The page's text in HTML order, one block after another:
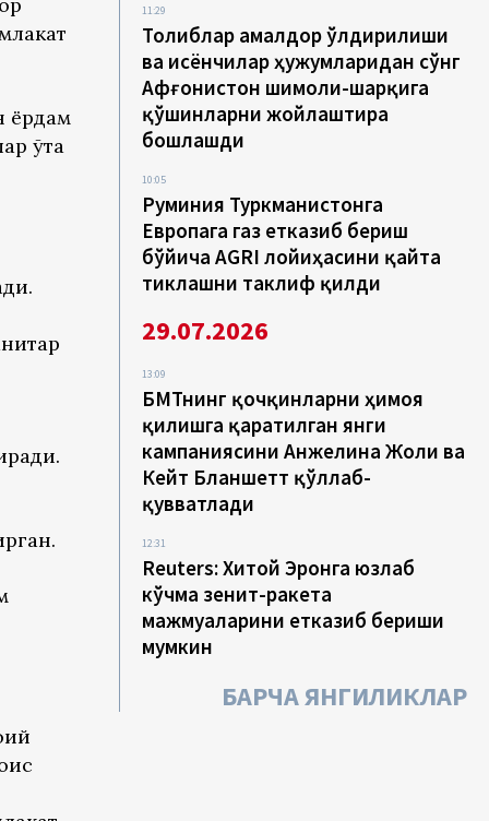
ёрдам
ўта
11:29
Толиблар амалдор ўлдирилиши
ва исёнчилар ҳужумларидан сўнг
Афғонистон шимоли-шарқига
қўшинларни жойлаштира
бошлашди
10:05
Руминия Туркманистонга
Европага газ етказиб бериш
бўйича AGRI лойиҳасини қайта
тиклашни таклиф қилди
29.07.2026
13:09
БМТнинг қочқинларни ҳимоя
қилишга қаратилган янги
кампаниясини Анжелина Жоли ва
Кейт Бланшетт қўллаб-
қувватлади
12:31
Reuters: Хитой Эронга юзлаб
кўчма зенит-ракета
мажмуаларини етказиб бериши
мумкин
БАРЧА ЯНГИЛИКЛАР